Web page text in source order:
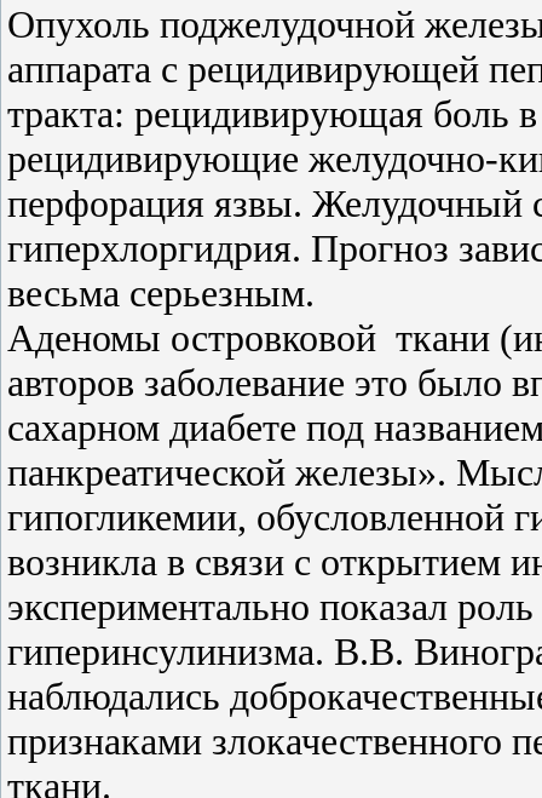
Опухоль поджелудочной
аппарата с рецидивирующей
тракта: рецидивирующая боль
рецидивирующие желудочно-
перфорация язвы. Желудочный
гиперхлоргидрия. Прогноз
весьма серьезным.
Аденомы островковой ткани
авторов заболевание это
сахарном диабете под
панкреатической железы».
гипогликемии, обусловленной
возникла в связи с открытием
экспериментально показал
гиперинсулинизма. В.В.
наблюдались
признаками злокачественного
ткани.